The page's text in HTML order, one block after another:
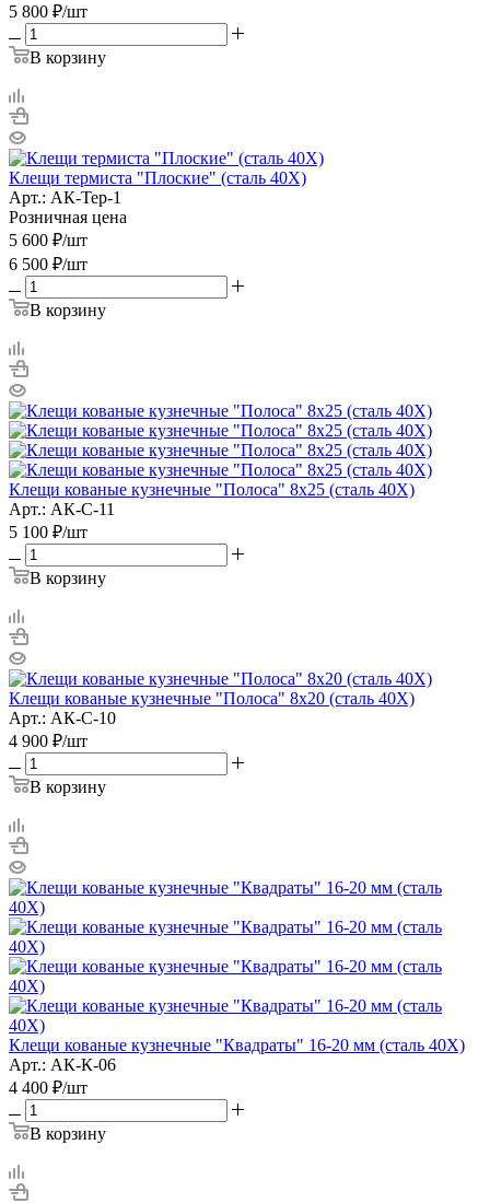
5 800 ₽/шт
В корзину
Клещи термиста "Плоские" (сталь 40Х)
Арт.: АК-Тер-1
Розничная цена
5 600 ₽/шт
6 500 ₽/шт
В корзину
Клещи кованые кузнечные "Полоса" 8х25 (сталь 40Х)
Арт.: АК-С-11
5 100 ₽/шт
В корзину
Клещи кованые кузнечные "Полоса" 8х20 (сталь 40Х)
Арт.: АК-С-10
4 900 ₽/шт
В корзину
Клещи кованые кузнечные "Квадраты" 16-20 мм (сталь 40Х)
Арт.: АК-К-06
4 400 ₽/шт
В корзину